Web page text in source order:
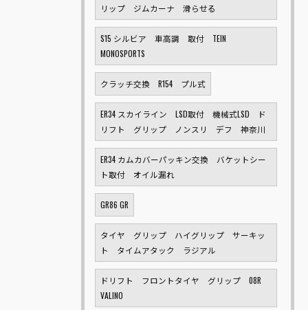
リップ ジムカーナ 滑らせる
S15 シルビア 車高調 取付 TEIN
MONOSPORTS
クラッチ交換 R154 プル式
ER34 スカイライン LSD取付 機械式LSD ド
リフト グリップ ノンスリ デフ 神奈川
ER34 カムカバーパッキン交換 バケットシー
ト取付 オイル漏れ
GR86 GR
タイヤ グリップ ハイグリップ サーキッ
ト タイムアタック ラジアル
ドリフト フロントタイヤ グリップ 08R
VALINO